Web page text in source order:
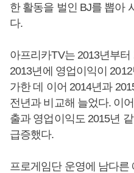
한 활동을 벌인 BJ를 뽑아
다.
아프리카TV는 2013년부
2013년에 영업이익이
가한 데 이어 2014년과
전년과 비교해 늘었다. 이
출과 영업이익도 2015년
급증했다.
프로게임단 운영에 남다른